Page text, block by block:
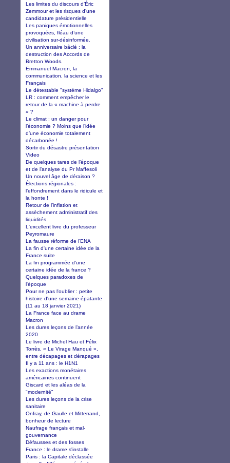
Les limites du discours d’Éric
Zemmour et les risques d’une
candidature présidentielle
Les paniques émotionnelles
provoquées, fléau d’une
civilisation sur-désinformée.
Un anniversaire bâclé : la
destruction des Accords de
Bretton Woods.
Emmanuel Macron, la
communication, la science et les
Français
Le détestable "système Hidalgo"
LR : comment empêcher le
retour de la « machine à perdre
» ?
Le climat : un danger pour
l’économie ? Moins que l’idée
d’une économie totalement
décarbonée !
Sortir du désastre présentation
Video
De quelques tares de l’époque
et de l’analyse du Pr Maffesoli
Un nouvel âge de déraison ?
Élections régionales :
l’effondrement dans le ridicule et
la honte !
Retour de l’inflation et
assèchement administratif des
liquidités
L'excellent livre du professeur
Peyromaure
La fausse réforme de l’ENA
La fin d'une certaine idée de la
France suite
La fin programmée d'une
certaine idée de la france ?
Quelques paradoxes de
l'époque
Pour ne pas l'oublier : petite
histoire d'une semaine épatante
(11 au 18 janvier 2021)
La France face au drame
Macron
Les dures leçons de l’année
2020
Le livre de Michel Hau et Félix
Torrès, « Le Virage Manqué »,
entre décapages et dérapages
Il y a 11 ans : le H1N1
Les exactions monétaires
américaines continuent
Giscard et les aléas de la
"modernité"
Les dures leçons de la crise
sanitaire
Onfray, de Gaulle et Mitterrand,
bonheur de lecture
Naufrage français et mal-
gouvernance
Défausses et des fosses
France : le drame s'installe
Paris : la Capitale déclassée